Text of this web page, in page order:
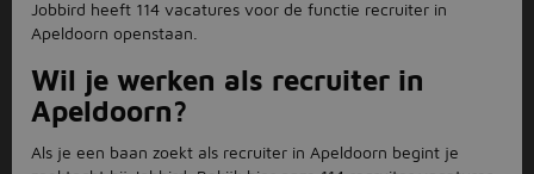
Jobbird heeft 114 vacatures voor de functie recruiter in
Apeldoorn openstaan.
Wil je werken als recruiter in
Apeldoorn?
Als je een baan zoekt als recruiter in Apeldoorn begint je